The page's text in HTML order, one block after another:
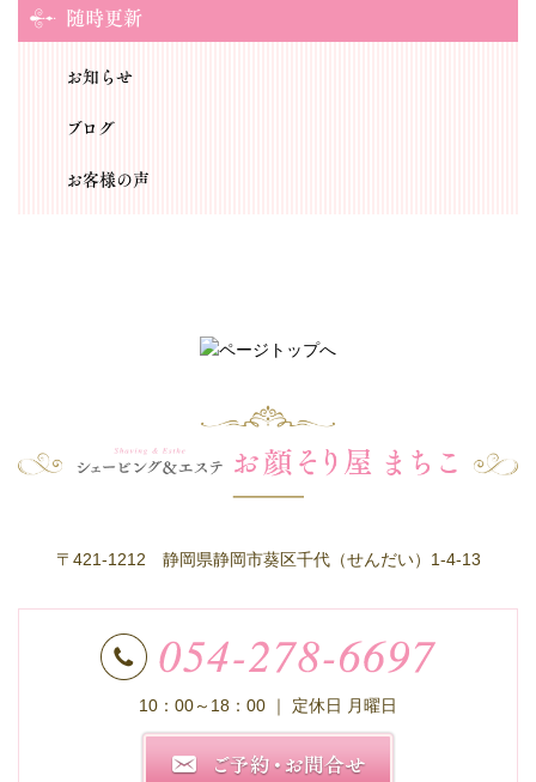
随時更新
お知らせ
ブログ
お客様の声
〒421-1212 静岡県静岡市葵区千代（せんだい）1-4-13
10：00～18：00 ｜ 定休日 月曜日